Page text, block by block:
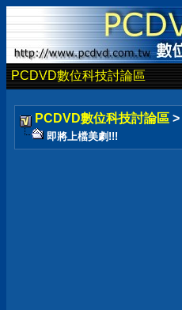
PCDVD數位科技討論區
PCDVD數位科技討論區 >
即將上檔美劇!!!